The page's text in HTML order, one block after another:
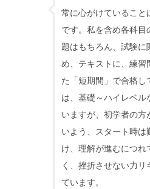
常に心がけていること
です。私を含め各科目
題はもちろん、試験
め、テキストに、練習
た「短期間」で合格
は、基礎～ハイレベル
いますが、初学者の
いよう、スタート時は
け、理解が進むにつ
く、挫折させない力
ています。